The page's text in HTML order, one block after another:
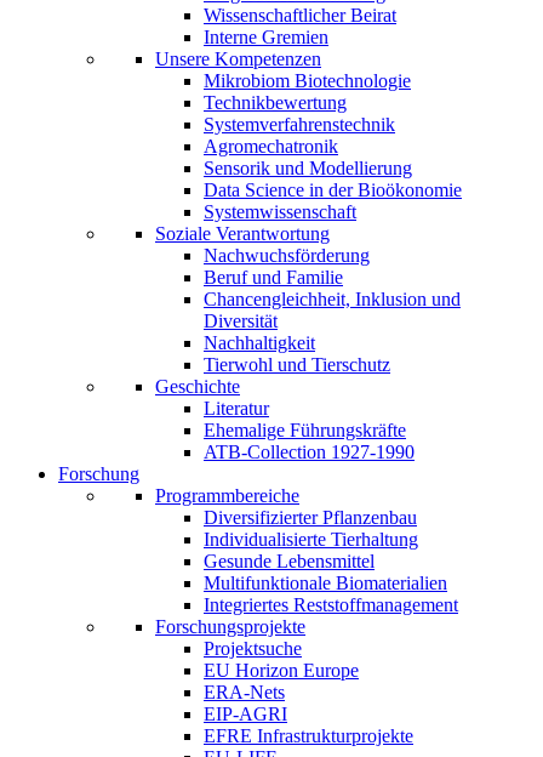
Wissenschaftlicher Beirat
Interne Gremien
Unsere Kompetenzen
Mikrobiom Biotechnologie
Technikbewertung
Systemverfahrenstechnik
Agromechatronik
Sensorik und Modellierung
Data Science in der Bioökonomie
Systemwissenschaft
Soziale Verantwortung
Nachwuchsförderung
Beruf und Familie
Chancengleichheit, Inklusion und
Diversität
Nachhaltigkeit
Tierwohl und Tierschutz
Geschichte
Literatur
Ehemalige Führungskräfte
ATB-Collection 1927-1990
Forschung
Programmbereiche
Diversifizierter Pflanzenbau
Individualisierte Tierhaltung
Gesunde Lebensmittel
Multifunktionale Biomaterialien
Integriertes Reststoffmanagement
Forschungsprojekte
Projektsuche
EU Horizon Europe
ERA-Nets
EIP-AGRI
EFRE Infrastrukturprojekte